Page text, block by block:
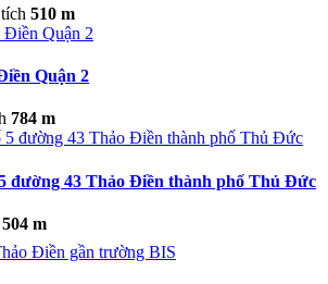
510 m
Quận 2
784 m
đường 43 Thảo Điền thành phố Thủ Đức
504 m